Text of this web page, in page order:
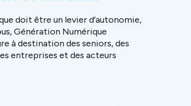
doit être un levier d’autonomie,
Génération Numérique
à destination des seniors, des
entreprises et des acteurs